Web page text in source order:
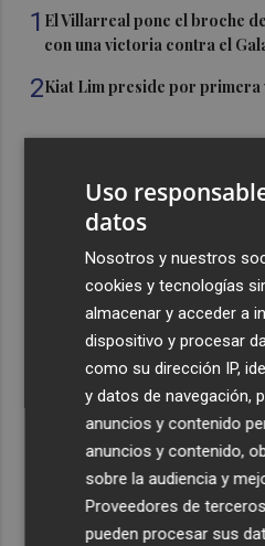
1 El Villarreal pone el broche
con una victoria contra el
2Kiat Lim preside por primera
Aemet prevé peligro de
el día del eclipse
Company: “Estamos
queremos ver en la Liga”
Recibe toda la
Plaza Podcast
Uso
datos
Nosotros y nuestros
cookies y tecnologías
almacenar y acceder a
dispositivo y procesar
como su dirección IP,
y datos de navegación,
anuncios y contenido
anuncios y contenido,
sobre la audiencia y
Proveedores de
pueden procesar sus